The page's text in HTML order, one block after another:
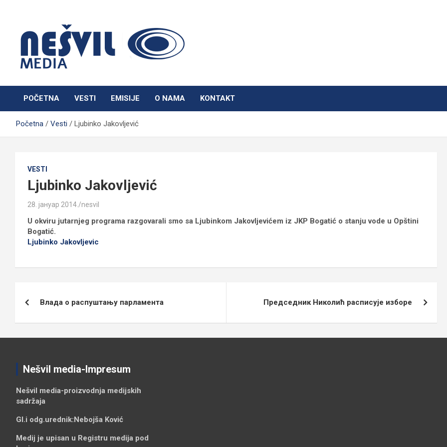
Nešvil Media Bogatić
POČETNA VESTI EMISIJE O NAMA KONTAKT
Početna Vesti Ljubinko Jakovljević
VESTI
Ljubinko Jakovljević
28. јануар 2014. nesvil
U okviru jutarnjeg programa razgovarali smo sa Ljubinkom Jakovljevićem iz JKP Bogatić o stanju vode u Opštini
Bogatić.
Ljubinko Jakovljevic
чланка
Влада о распуштању парламента Председник Николић расписује изборе
Nešvil media-Impresum
Nešvil media-proizvodnja medijskih
sadržaja
Gl.i odg.urednik:Nebojša Ković
Medij je upisan u Registru medija pod